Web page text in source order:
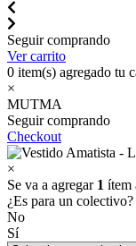
Seguir comprando
Ver carrito
0 item(s) agregado tu
×
MUTMA
Seguir comprando
Checkout
×
Se va a agregar 1 ítem
¿Es para un colectivo?
No
Sí